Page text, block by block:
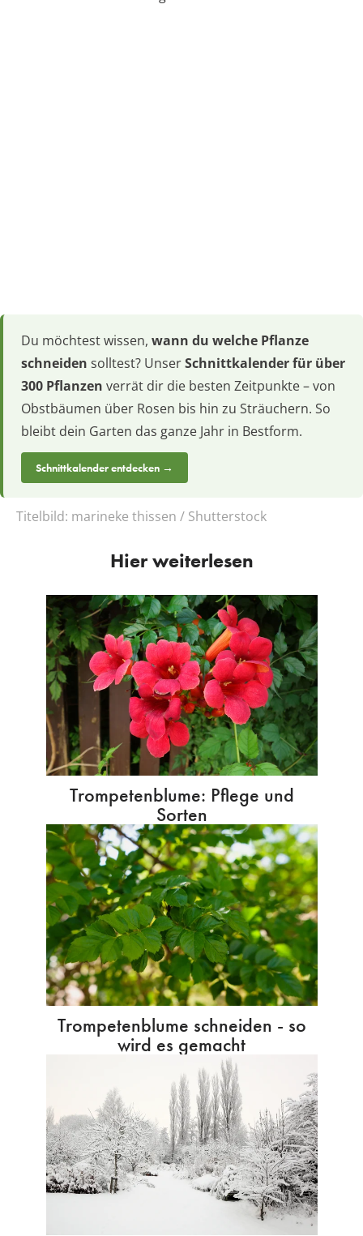
Du möchtest wissen, wann du welche Pflanze
schneiden solltest? UnserSchnittkalender für über
300 Pflanzen verrät dir die besten Zeitpunkte – von
Obstbäumen über Rosen bis hin zu Sträuchern. So
bleibt dein Garten das ganze Jahr in Bestform.
Schnittkalender entdecken →
Titelbild: marineke thissen / Shutterstock
Hier weiterlesen
Trompetenblume: Pflege und
Sorten
Trompetenblume schneiden - so
wird es gemacht